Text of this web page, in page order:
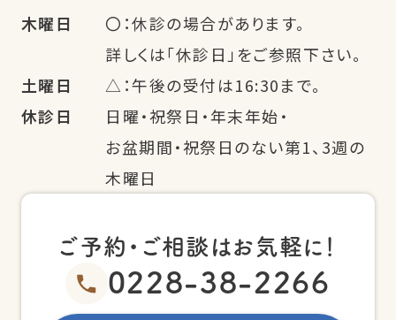
木曜日
〇：休診の場合があります。
詳しくは「休診日」をご参照下さい。
土曜日
△：午後の受付は16:30まで。
休診日
日曜・祝祭日・年末年始・
お盆期間・祝祭日のない第1、3週の
木曜日
ご予約・ご相談はお気軽に！
0228-38-2266